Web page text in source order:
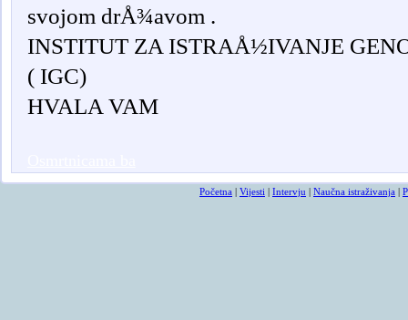
svojom drÅ¾avom .
INSTITUT ZA ISTRAÅ½IVANJE
( IGC)
HVALA VAM
Početna Vijesti Intervju Naučna istraživanja